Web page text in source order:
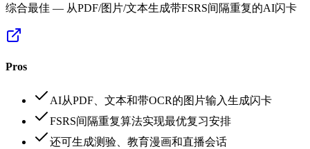
综合最佳 — 从PDF/图片/文本生成带FSRS间隔重复的AI闪卡
Pros
AI从PDF、文本和带OCR的图片输入生成闪卡
FSRS间隔重复算法实现最优复习安排
还可生成测验、教育漫画和直播会话